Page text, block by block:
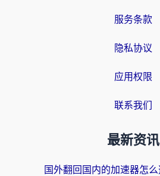
服务条款
隐私协议
应用权限
联系我们
最新资讯